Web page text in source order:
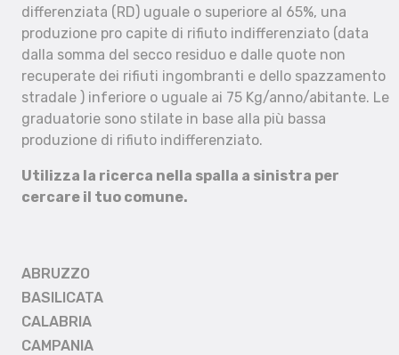
differenziata (RD) uguale o superiore al 65%, una
produzione pro capite di rifiuto indifferenziato (data
dalla somma del secco residuo e dalle quote non
recuperate dei rifiuti ingombranti e dello spazzamento
stradale ) inferiore o uguale ai 75 Kg/anno/abitante. Le
graduatorie sono stilate in base alla più bassa
produzione di rifiuto indifferenziato.
Utilizza la ricerca nella spalla a sinistra per
cercare il tuo comune.
ABRUZZO
BASILICATA
CALABRIA
CAMPANIA